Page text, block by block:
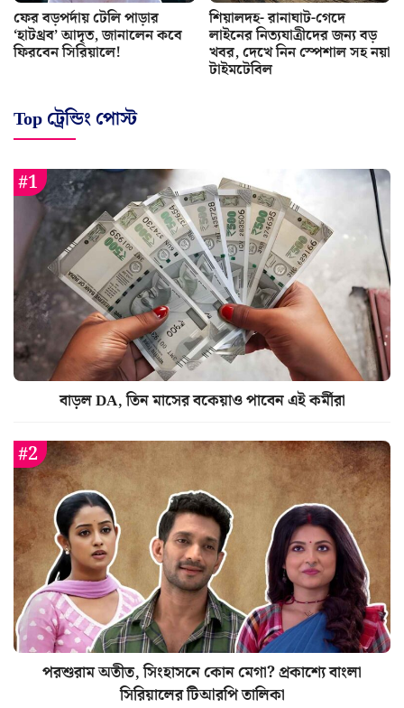
ফের বড়পর্দায় টেলি পাড়ার
‘হাটথ্রব’ আদৃত, জানালেন কবে
ফিরবেন সিরিয়ালে!
শিয়ালদহ- রানাঘাট-গেদে
লাইনের নিত্যযাত্রীদের জন্য বড়
খবর, দেখে নিন স্পেশাল সহ নয়া
টাইমটেবিল
Top ট্রেন্ডিং পোস্ট
বাড়ল DA, তিন মাসের বকেয়াও পাবেন এই কর্মীরা
পরশুরাম অতীত, সিংহাসনে কোন মেগা? প্রকাশ্যে বাংলা
সিরিয়ালের টিআরপি তালিকা